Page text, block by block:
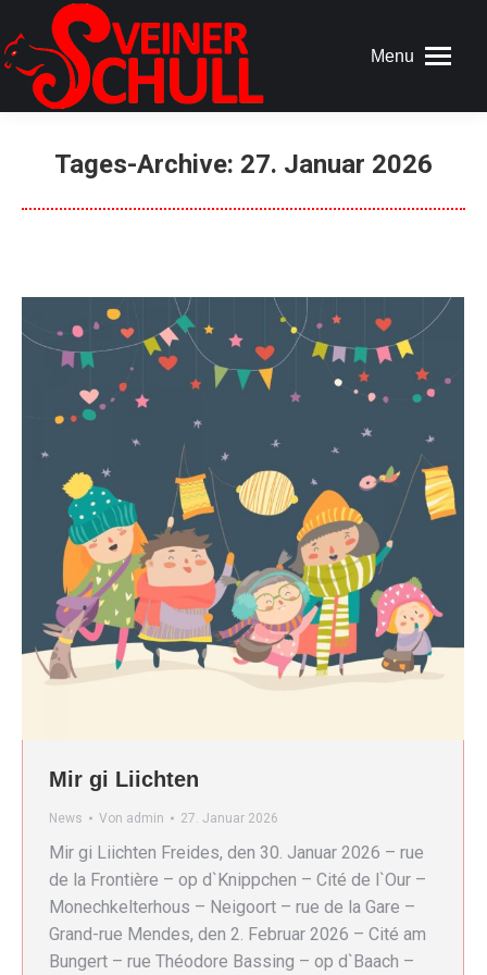
Menu
Tages-Archive: 27. Januar 2026
Mir gi Liichten
News Von admin 27. Januar 2026
Mir gi Liichten Freides, den 30. Januar 2026 – rue
de la Frontière – op d`Knippchen – Cité de l`Our –
Monechkelterhous – Neigoort – rue de la Gare –
Grand-rue Mendes, den 2. Februar 2026 – Cité am
Bungert – rue Théodore Bassing – op d`Baach –